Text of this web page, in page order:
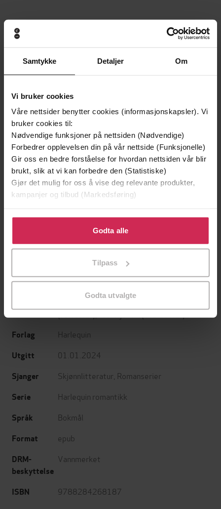
Samtykke Detaljer Om
Vi bruker cookies
Våre nettsider benytter cookies (informasjonskapsler). Vi
bruker cookies til:
Nødvendige funksjoner på nettsiden (Nødvendige)
Forbedrer opplevelsen din på vår nettside (Funksjonelle)
Gir oss en bedre forståelse for hvordan nettsiden vår blir
brukt, slik at vi kan forbedre den (Statistiske)
Gjør det mulig for oss å vise deg relevante produkter,
kampanjer og tilbud (Markedsføring)
Klikk på «Godta alle» for å gi oss ditt samtykke til å
bruke cookies for alle disse formålene. Du kan også
tilpasse ditt samtykke til spesifikke formål ved å klikke
Godta alle
Tilpass
Godta utvalgte
Andre har også kjøpt
Premium
Stian Hjelvin Andersen
EBOK EBOK
(forfatter),
Forlag Harlequin
Utgitt 01.01.2024
Sjanger Skjønnlitteratur Romanserier
Serie Harlequin romantikk
Språk Bokmål
Format epub
DRM-
beskyttelse
Vannmerket
ISBN 9788284268187